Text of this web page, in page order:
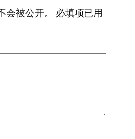
被公开。
必填项已用